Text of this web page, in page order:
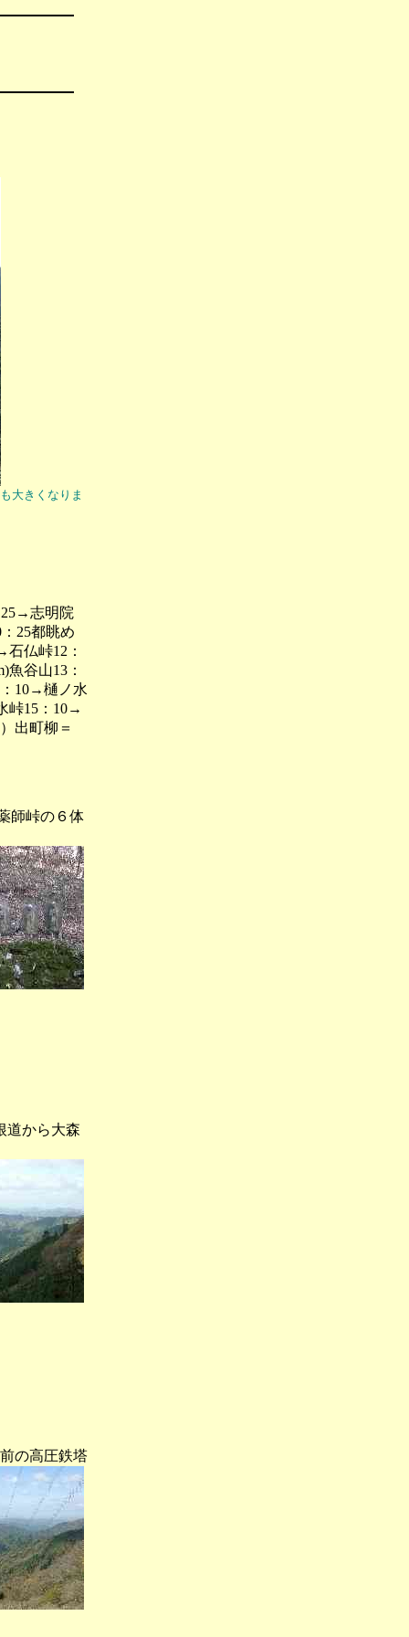
大きくなりま
25→志明院
25都眺め
仏峠12：
谷山13：
10→樋ノ水
峠15：10→
出町柳＝
６体
ら大森
の高圧鉄塔